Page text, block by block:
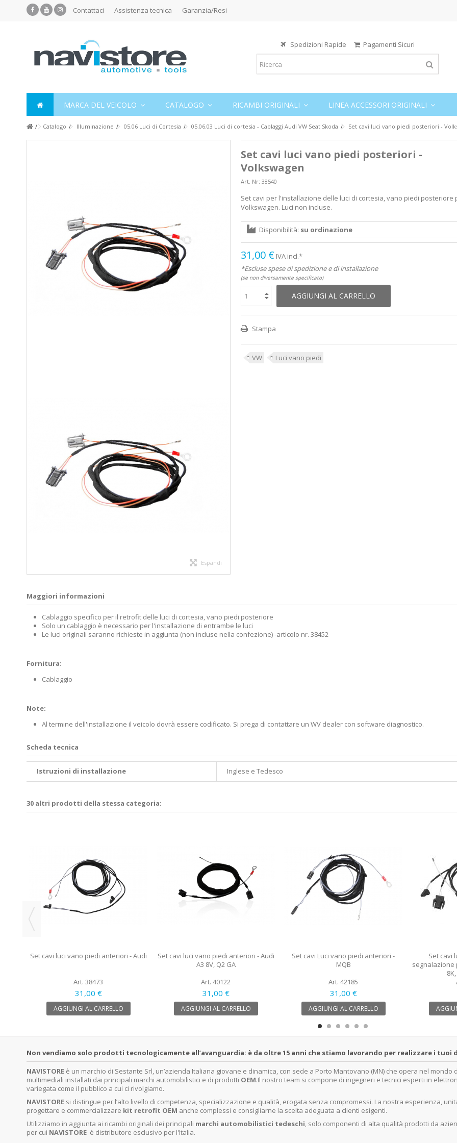
Contattaci Assistenza tecnica Garanzia/Resi
Spedizioni Rapide Pagamenti Sicuri
MARCA DEL VEICOLO CATALOGO RICAMBI ORIGINALI LINEA ACCESSORI ORIGINALI
Catalogo Illuminazione 05.06 Luci di Cortesia 05.06.03 Luci di cortesia - Cablaggi Audi VW Seat Skoda Set cavi luci vano piedi posteriori -
Espandi
Set cavi luci vano piedi posteriori -
Volkswagen
Art. Nr: 38540
Set cavi per l'installazione delle luci di cortesia, vano piedi posteriore
Volkswagen. Luci non incluse.
Disponibilità: su ordinazione
31,00 € IVA incl.*
*Escluse spese di spedizione e di installazione
(se non diversamente specificato)
AGGIUNGI AL CARRELLO
Stampa
VW Luci vano piedi
Maggiori informazioni
Cablaggio specifico per il retrofit delle luci di cortesia, vano piedi posteriore
Solo un cablaggio è necessario per l'installazione di entrambe le luci
Le luci originali saranno richieste in aggiunta (non incluse nella confezione) -articolo nr. 38452
Fornitura:
Cablaggio
Note:
Al termine dell'installazione il veicolo dovrà essere codificato. Si prega di contattare un WV dealer con software diagnostico.
Scheda tecnica
Istruzioni di installazione Inglese e Tedesco
30 altri prodotti della stessa categoria:
Set cavi luci vano piedi anteriori - Audi
Art. 38473
31,00 €
AGGIUNGI AL CARRELLO
Set cavi luci vano piedi anteriori - Audi
A3 8V, Q2 GA
Art. 40122
31,00 €
AGGIUNGI AL CARRELLO
Set cavi Luci vano piedi anteriori -
MQB
Art. 42185
31,00 €
AGGIUNGI AL CARRELLO
Set cavi
segnalazione
Non vendiamo solo prodotti tecnologicamente all’avanguardia: è da oltre 15 anni che stiamo lavorando per realizzare i tuoi
NAVISTORE è un marchio di Sestante Srl, un’azienda Italiana giovane e dinamica, con sede a Porto Mantovano (MN) che opera nel mondo
multimediali installati dai principali marchi automobilistici e di prodotti OEM.Il nostro team si compone di ingegneri e tecnici esperti in
variegata come il pubblico a cui ci rivolgiamo.
NAVISTORE si distingue per l’alto livello di competenza, specializzazione e qualità, erogata senza compromessi. La nostra esperienza,
progettare e commercializzare kit retrofit OEM anche complessi e consigliarne la scelta adeguata a clienti esigenti.
Utilizziamo in aggiunta ai ricambi originali dei principali marchi automobilistici tedeschi, solo componenti di alta qualità prodotti da
per cui NAVISTORE è distributore esclusivo per l'Italia.